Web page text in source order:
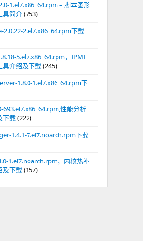
1.el7.x86_64.rpm – 脚本图形
具简介(753)
2.el7.x86_64.rpm下载
5.el7.x86_64.rpm，IPMI
具介绍及下载(245)
1.8.0-1.el7.x86_64.rpm下
693.el7.x86_64.rpm,性能分析
下载(222)
1.4.1-7.el7.noarch.rpm下载
1.el7.noarch.rpm，内核热补
及下载(157)